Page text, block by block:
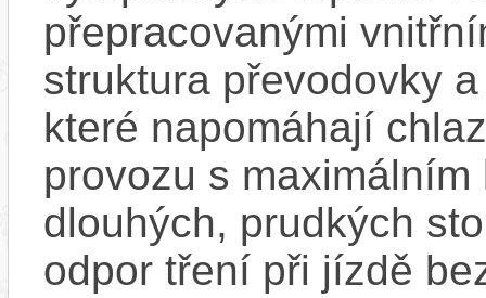
přepracovanými
struktura převodovky
které napomáhají
provozu s
dlouhých, prudkých
odpor tření při jízdě